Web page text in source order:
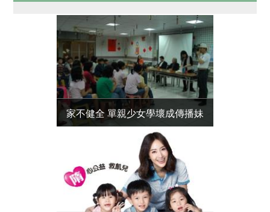
家不健全 單親少女學壞成傳播妹